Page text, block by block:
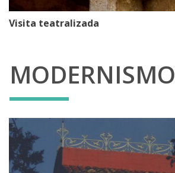
Visita teatralizada
MODERNISMO